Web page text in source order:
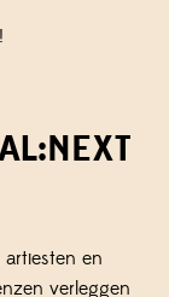
!
artiesten en
verleggen